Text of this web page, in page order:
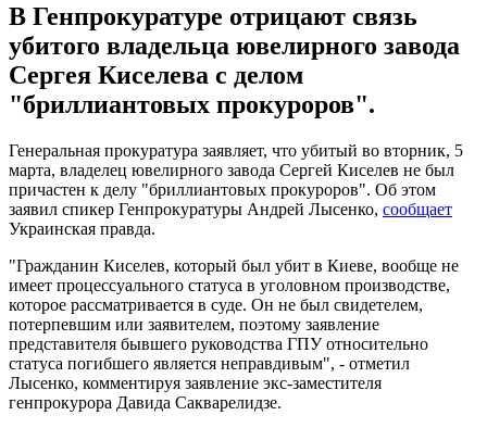
В Генпрокуратуре отрицают связь
убитого владельца ювелирного завода
Сергея Киселева с делом
"бриллиантовых прокуроров".
Генеральная прокуратура заявляет, что убитый во вторник, 5
марта, владелец ювелирного завода Сергей Киселев не был
причастен к делу "бриллиантовых прокуроров". Об этом
заявил спикер Генпрокуратуры Андрей Лысенко, сообщает
Украинская правда.
"Гражданин Киселев, который был убит в Киеве, вообще не
имеет процессуального статуса в уголовном производстве,
которое рассматривается в суде. Он не был свидетелем,
потерпевшим или заявителем, поэтому заявление
представителя бывшего руководства ГПУ относительно
статуса погибшего является неправдивым", - отметил
Лысенко, комментируя заявление экс-заместителя
генпрокурора Давида Сакварелидзе.